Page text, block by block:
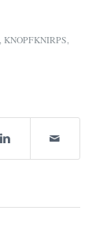
KNOPFKNIRPS